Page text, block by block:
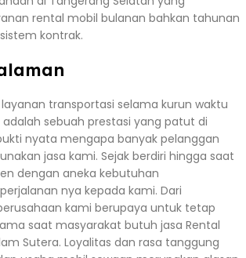
rental mobil bulanan bahkan tahunan
kontrak.
transportasi selama kurun waktu
adalah sebuah prestasi yang patut di
nyata mengapa banyak pelanggan
jasa kami. Sejak berdiri hingga saat
dengan aneka kebutuhan
nya kepada kami. Dari
kami berupaya untuk tetap
saat masyarakat butuh jasa Rental
Sutera. Loyalitas dan rasa tanggung